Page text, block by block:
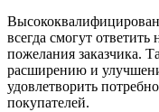
всегда смогут
пожелания заказчика.
расширению и
удовлетворить
покупателей.